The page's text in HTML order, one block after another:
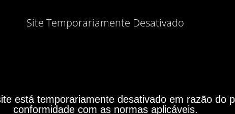
Site Temporariamente Desativado
está temporariamente desativado em razão do
conformidade com as normas aplicáveis.